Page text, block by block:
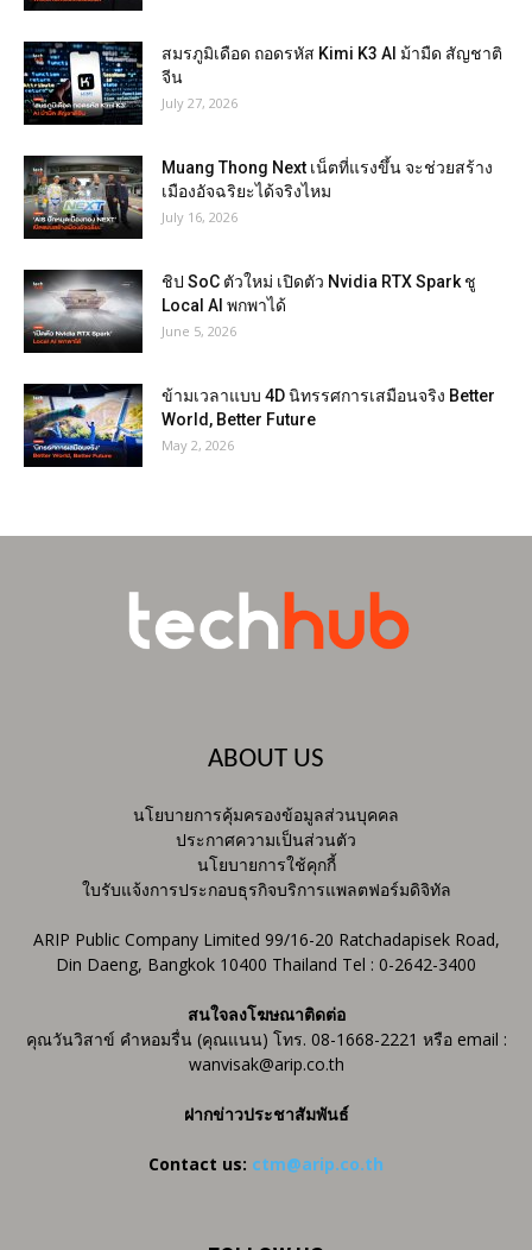
สมรภูมิเดือด ถอดรหัส Kimi K3 AI ม้ามืด สัญชาติ
จีน
July 27, 2026
Muang Thong Next เน็ตที่แรงขึ้น จะช่วยสร้าง
เมืองอัจฉริยะได้จริงไหม
July 16, 2026
ชิป SoC ตัวใหม่ เปิดตัว Nvidia RTX Spark ชู
Local AI พกพาได้
June 5, 2026
ข้ามเวลาแบบ 4D นิทรรศการเสมือนจริง Better
World, Better Future
May 2, 2026
ABOUT US
นโยบายการคุ้มครองข้อมูลส่วนบุคคล
ประกาศความเป็นส่วนตัว
นโยบายการใช้คุกกี้
ใบรับแจ้งการประกอบธุรกิจบริการแพลตฟอร์มดิจิทัล
ARIP Public Company Limited 99/16-20 Ratchadapisek Road,
Din Daeng, Bangkok 10400 Thailand Tel : 0-2642-3400
สนใจลงโฆษณาติดต่อ
คุณวันวิสาข์ คำหอมรื่น (คุณแนน) โทร. 08-1668-2221 หรือ email :
wanvisak@arip.co.th
ฝากข่าวประชาสัมพันธ์
Contact us: ctm@arip.co.th